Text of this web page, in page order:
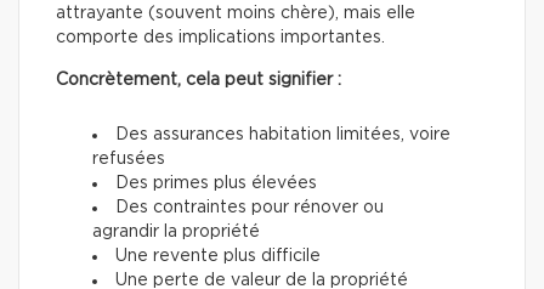
attrayante (souvent moins chère), mais elle
comporte des implications importantes.
Concrètement, cela peut signifier :
Des assurances habitation limitées, voire
refusées
Des primes plus élevées
Des contraintes pour rénover ou
agrandir la propriété
Une revente plus difficile
Une perte de valeur de la propriété